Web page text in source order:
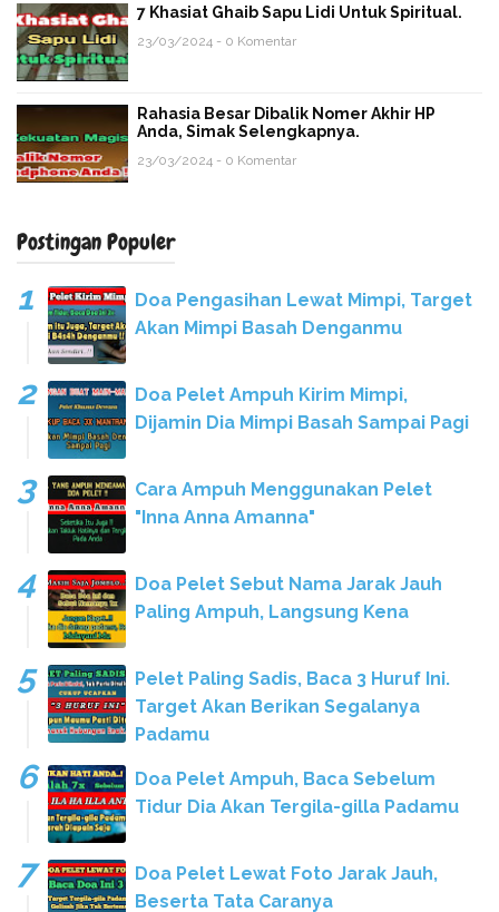
7 Khasiat Ghaib Sapu Lidi Untuk Spiritual.
23/03/2024 - 0 Komentar
Rahasia Besar Dibalik Nomer Akhir HP
Anda, Simak Selengkapnya.
23/03/2024 - 0 Komentar
Postingan Populer
Doa Pengasihan Lewat Mimpi, Target
Akan Mimpi Basah Denganmu
Doa Pelet Ampuh Kirim Mimpi,
Dijamin Dia Mimpi Basah Sampai Pagi
Cara Ampuh Menggunakan Pelet
"Inna Anna Amanna"
Doa Pelet Sebut Nama Jarak Jauh
Paling Ampuh, Langsung Kena
Pelet Paling Sadis, Baca 3 Huruf Ini.
Target Akan Berikan Segalanya
Padamu
Doa Pelet Ampuh, Baca Sebelum
Tidur Dia Akan Tergila-gilla Padamu
Doa Pelet Lewat Foto Jarak Jauh,
Beserta Tata Caranya